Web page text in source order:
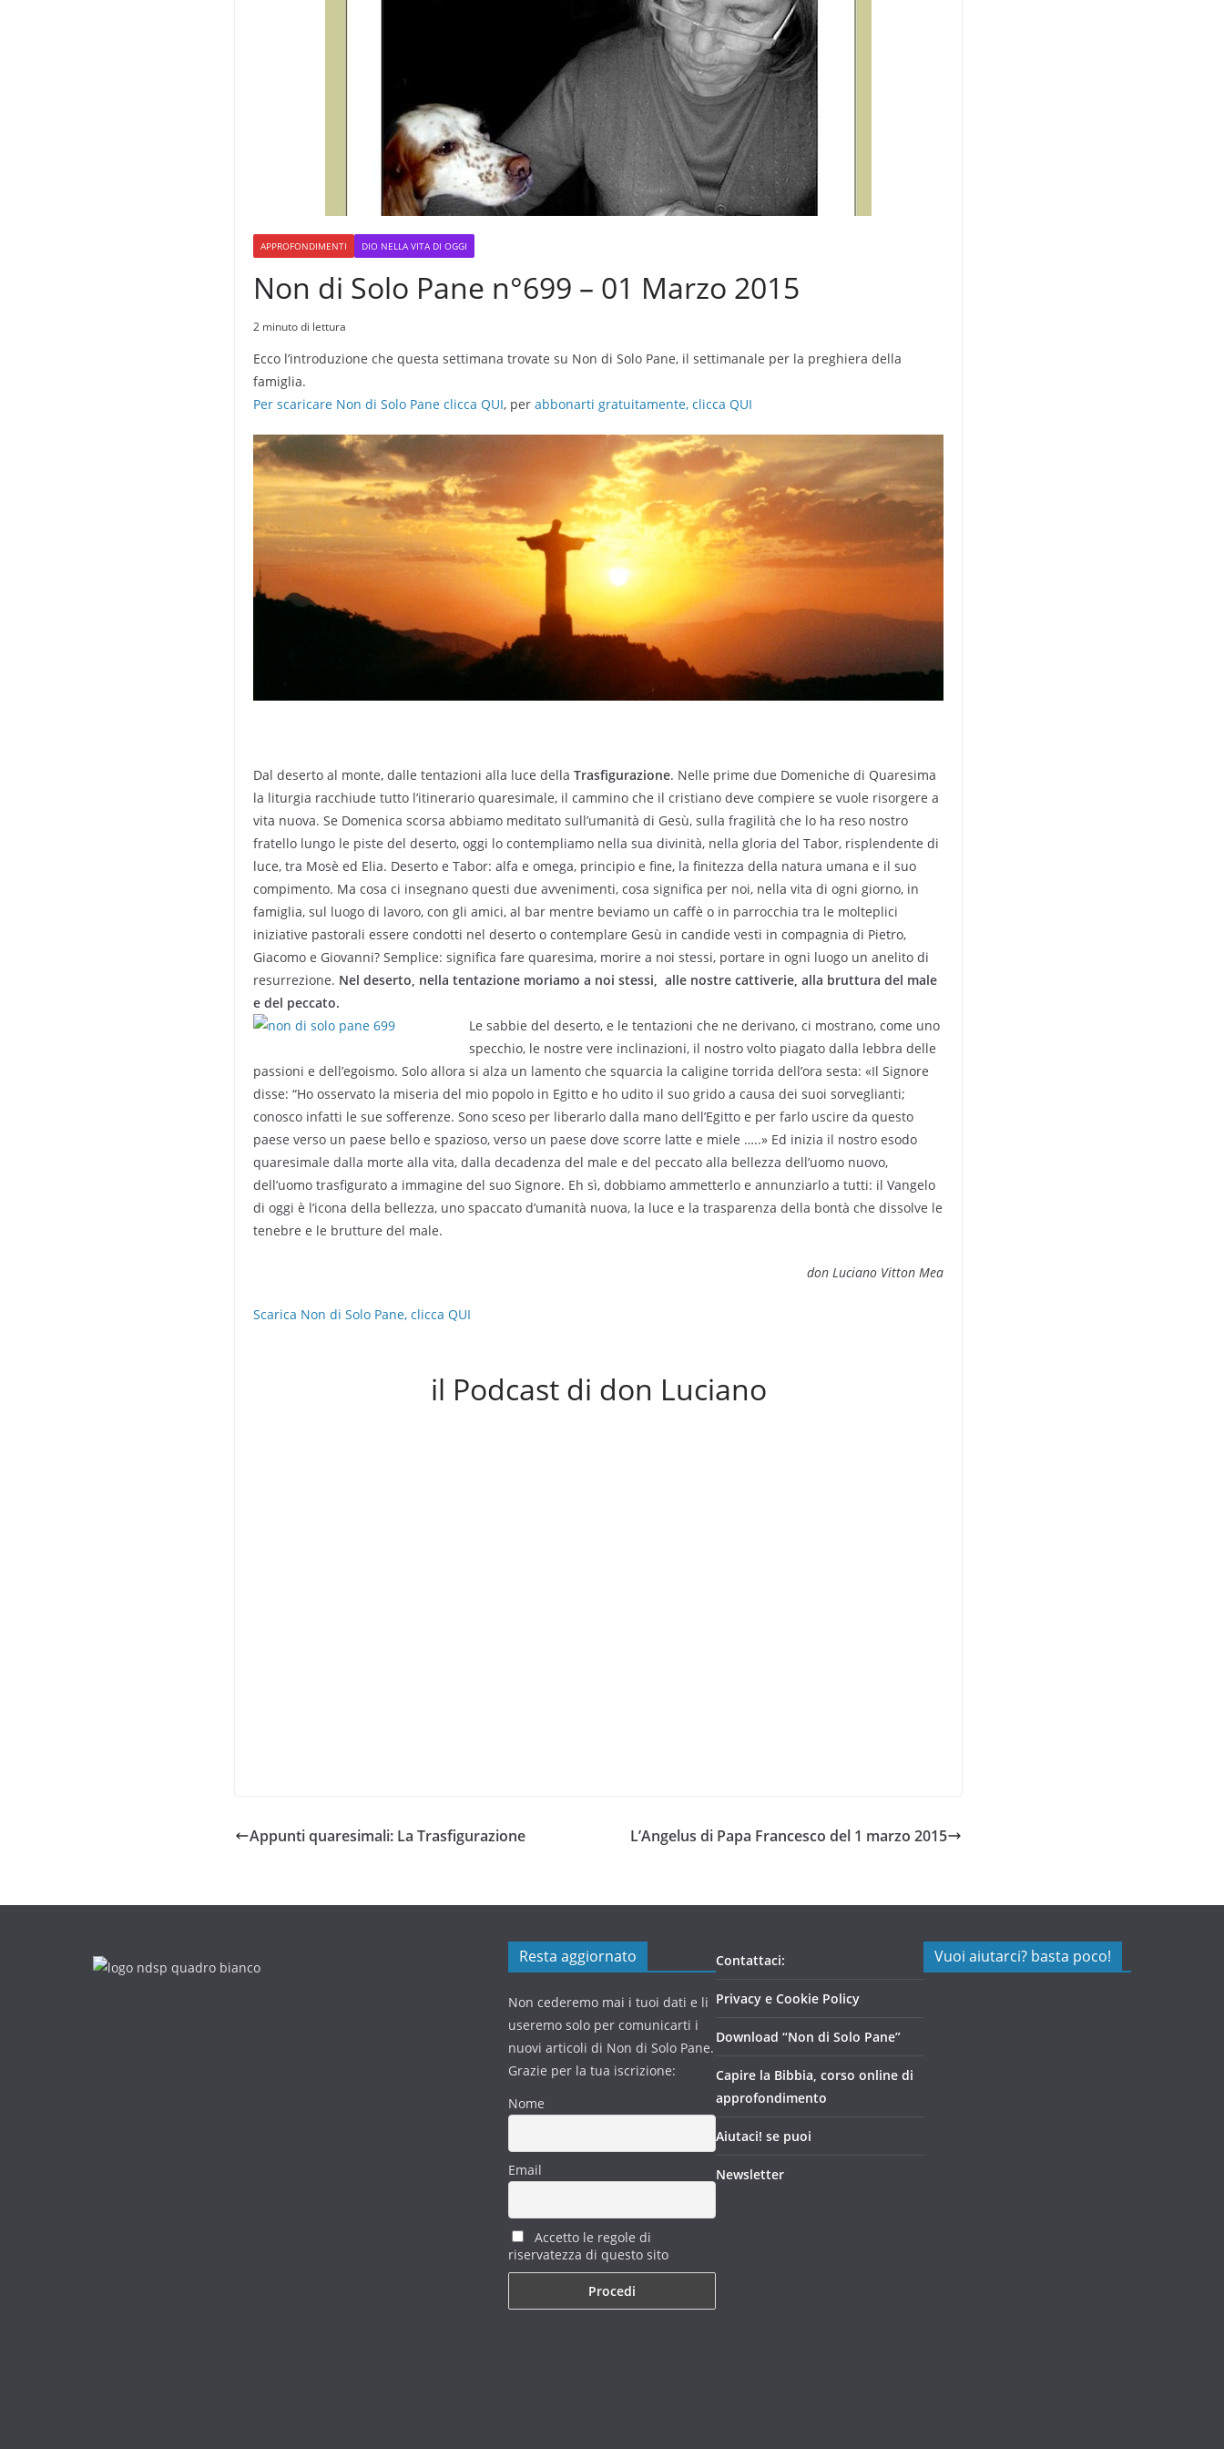
APPROFONDIMENTI DIO NELLA VITA DI OGGI
Non di Solo Pane n°699 – 01 Marzo 2015
2 minuto di lettura
Ecco l’introduzione che questa settimana trovate su Non di Solo Pane, il settimanale per la preghiera della
famiglia.
Per scaricare Non di Solo Pane clicca QUI, per abbonarti gratuitamente, clicca QUI
Dal deserto al monte, dalle tentazioni alla luce della Trasfigurazione. Nelle prime due Domeniche di Quaresima
la liturgia racchiude tutto l’itinerario quaresimale, il cammino che il cristiano deve compiere se vuole risorgere a
vita nuova. Se Domenica scorsa abbiamo meditato sull’umanità di Gesù, sulla fragilità che lo ha reso nostro
fratello lungo le piste del deserto, oggi lo contempliamo nella sua divinità, nella gloria del Tabor, risplendente di
luce, tra Mosè ed Elia. Deserto e Tabor: alfa e omega, principio e fine, la finitezza della natura umana e il suo
compimento. Ma cosa ci insegnano questi due avvenimenti, cosa significa per noi, nella vita di ogni giorno, in
famiglia, sul luogo di lavoro, con gli amici, al bar mentre beviamo un caffè o in parrocchia tra le molteplici
iniziative pastorali essere condotti nel deserto o contemplare Gesù in candide vesti in compagnia di Pietro,
Giacomo e Giovanni? Semplice: significa fare quaresima, morire a noi stessi, portare in ogni luogo un anelito di
resurrezione. Nel deserto, nella tentazione moriamo a noi stessi, alle nostre cattiverie, alla bruttura del male
e del peccato.
Le sabbie del deserto, e le tentazioni che ne derivano, ci mostrano, come uno
specchio, le nostre vere inclinazioni, il nostro volto piagato dalla lebbra delle
passioni e dell’egoismo. Solo allora si alza un lamento che squarcia la caligine torrida dell’ora sesta: «Il Signore
disse: “Ho osservato la miseria del mio popolo in Egitto e ho udito il suo grido a causa dei suoi sorveglianti;
conosco infatti le sue sofferenze. Sono sceso per liberarlo dalla mano dell’Egitto e per farlo uscire da questo
paese verso un paese bello e spazioso, verso un paese dove scorre latte e miele …..» Ed inizia il nostro esodo
quaresimale dalla morte alla vita, dalla decadenza del male e del peccato alla bellezza dell’uomo nuovo,
dell’uomo trasfigurato a immagine del suo Signore. Eh sì, dobbiamo ammetterlo e annunziarlo a tutti: il Vangelo
di oggi è l’icona della bellezza, uno spaccato d’umanità nuova, la luce e la trasparenza della bontà che dissolve le
tenebre e le brutture del male.
don Luciano Vitton Mea
Scarica Non di Solo Pane, clicca QUI
il Podcast di don Luciano
Appunti quaresimali: La Trasfigurazione L’Angelus di Papa Francesco del 1 marzo 2015
Resta aggiornato
Non cederemo mai i tuoi dati e li
useremo solo per comunicarti i
nuovi articoli di Non di Solo Pane.
Grazie per la tua iscrizione:
Nome
Email
Accetto le regole di
riservatezza di questo sito
Contattaci:
Privacy e Cookie Policy
Download “Non di Solo Pane”
Capire la Bibbia, corso online di
approfondimento
Aiutaci! se puoi
Newsletter
Vuoi aiutarci? basta poco!